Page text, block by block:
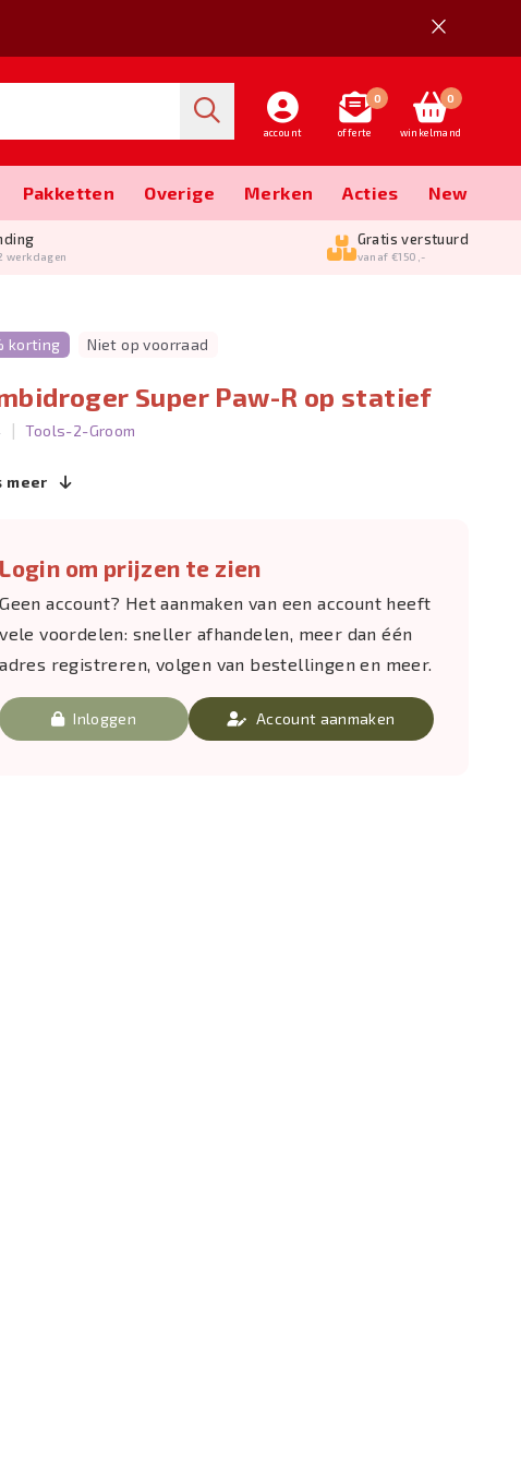
account
0
offerte
0
winkelmand
Pakketten Overige Merken Acties New
werkdagen
Gratis verstuurd
vanaf €150,-
korting Niet op voorraad
Super Paw-R op statief
| Tools-2-Groom
meer
Login om prijzen te zien
Geen account? Het aanmaken van een account heeft
vele voordelen: sneller afhandelen, meer dan één
adres registreren, volgen van bestellingen en meer.
Inloggen Account aanmaken